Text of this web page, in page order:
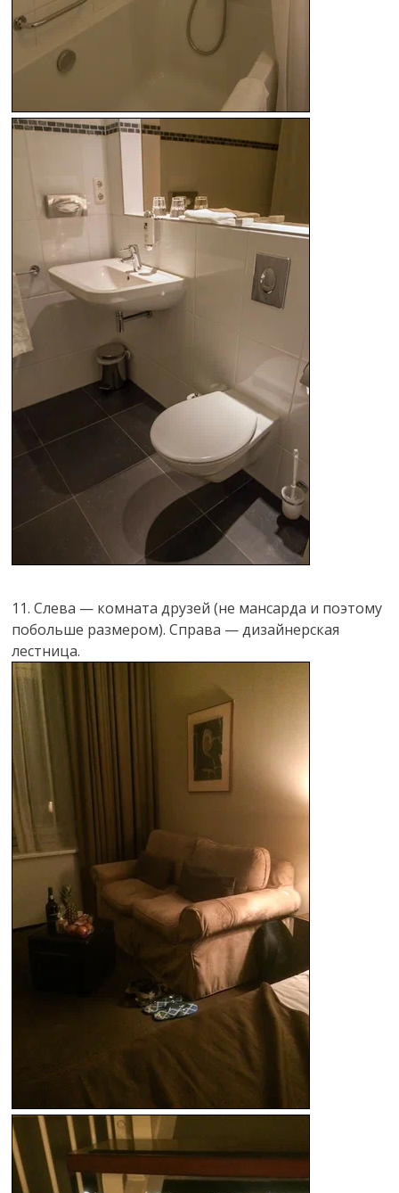
11. Слева — комната друзей (не мансарда и поэтому
побольше размером). Справа — дизайнерская
лестница.